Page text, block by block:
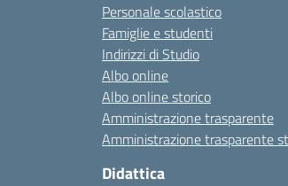
Personale scolastico
Famiglie e studenti
Indirizzi di Studio
Albo online
Albo online storico
Amministrazione trasparente
Amministrazione trasparente
Didattica